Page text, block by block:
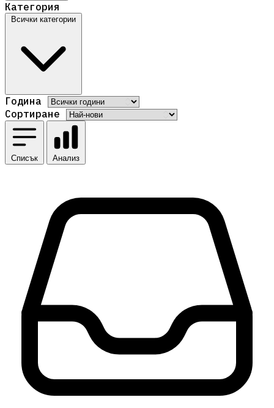
Категория
Всички категории
Година
Сортиране
Списък Анализ